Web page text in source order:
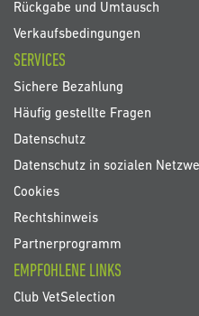
Rückgabe und Umtausch
Verkaufsbedingungen
SERVICES
Sichere Bezahlung
Häufig gestellte Fragen
Datenschutz
Datenschutz in sozialen
Cookies
Rechtshinweis
Partnerprogramm
EMPFOHLENE LINKS
Club VetSelection